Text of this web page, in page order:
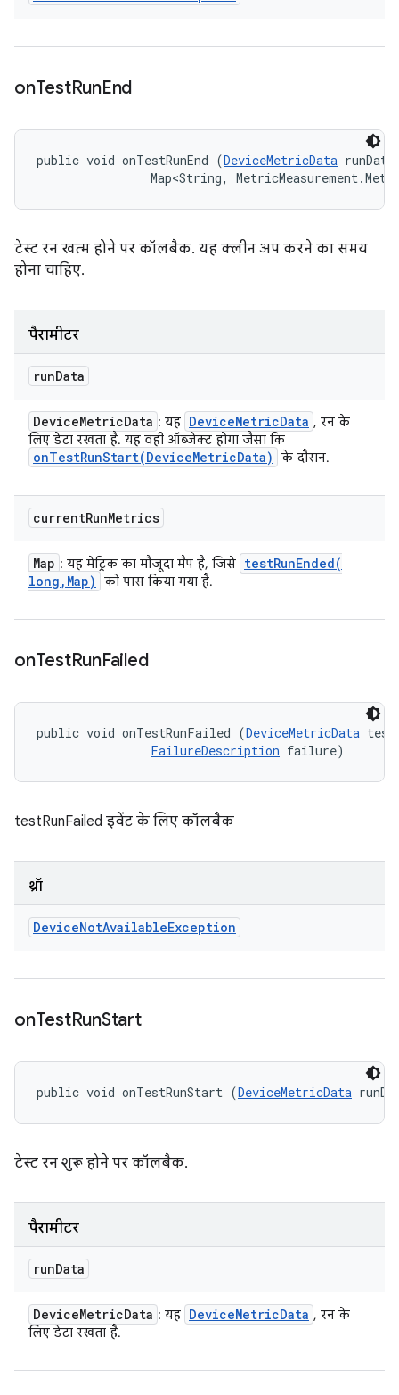
onTestRunEnd
public void onTestRunEnd (DeviceMetricData
Map<String,
टेस्ट रन खत्म होने पर कॉलबैक. यह क्लीन अप करने का समय
होना चाहिए.
पैरामीटर
runData
DeviceMetricData : यह DeviceMetricData , रन के
लिए डेटा रखता है. यह वही ऑब्जेक्ट होगा जैसा कि
onTestRunStart(DeviceMetricData) के दौरान.
currentRunMetrics
Map : यह मेट्रिक का मौजूदा मैप है, जिसे testRunEnded(
long , Map) को पास किया गया है.
onTestRunFailed
public void onTestRunFailed (DeviceMetricData
FailureDescription failure)
testRunFailed इवेंट के लिए कॉलबैक
थ्रॉ
DeviceNotAvailableException
onTestRunStart
public void onTestRunStart (DeviceMetricData
टेस्ट रन शुरू होने पर कॉलबैक.
पैरामीटर
runData
DeviceMetricData : यह DeviceMetricData , रन के
लिए डेटा रखता है.